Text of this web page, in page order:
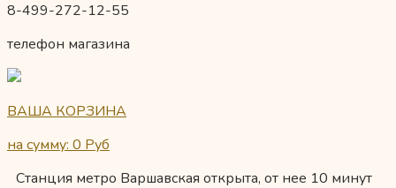
8-499-272-12-55
телефон магазина
ВАША КОРЗИНА
на сумму: 0 Руб
Станция метро Варшавская открыта, от нее 10 минут